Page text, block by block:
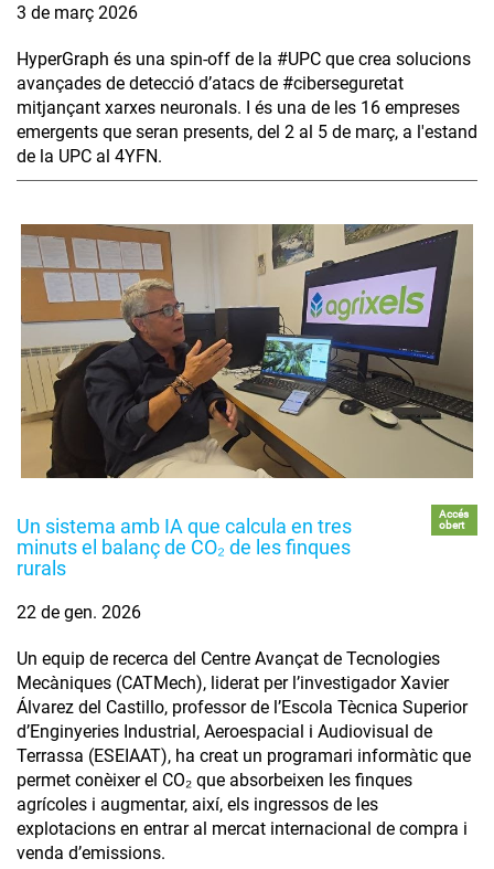
3 de març 2026
HyperGraph és una spin-off de la #UPC que crea solucions
avançades de detecció d’atacs de #ciberseguretat
mitjançant xarxes neuronals. I és una de les 16 empreses
emergents que seran presents, del 2 al 5 de març, a l'estand
de la UPC al 4YFN.
Un sistema amb IA que calcula en tres
minuts el balanç de CO₂ de les finques
rurals
Accés
obert
22 de gen. 2026
Un equip de recerca del Centre Avançat de Tecnologies
Mecàniques (CATMech), liderat per l’investigador Xavier
Álvarez del Castillo, professor de l’Escola Tècnica Superior
d’Enginyeries Industrial, Aeroespacial i Audiovisual de
Terrassa (ESEIAAT), ha creat un programari informàtic que
permet conèixer el CO₂ que absorbeixen les finques
agrícoles i augmentar, així, els ingressos de les
explotacions en entrar al mercat internacional de compra i
venda d’emissions.